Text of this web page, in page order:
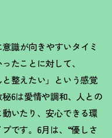
識が向きやすいタイミ
たことに対して、
と整えたい」という感覚
6は愛情や調和、人との
いたり、安心できる環
です。6月は、“優しさ